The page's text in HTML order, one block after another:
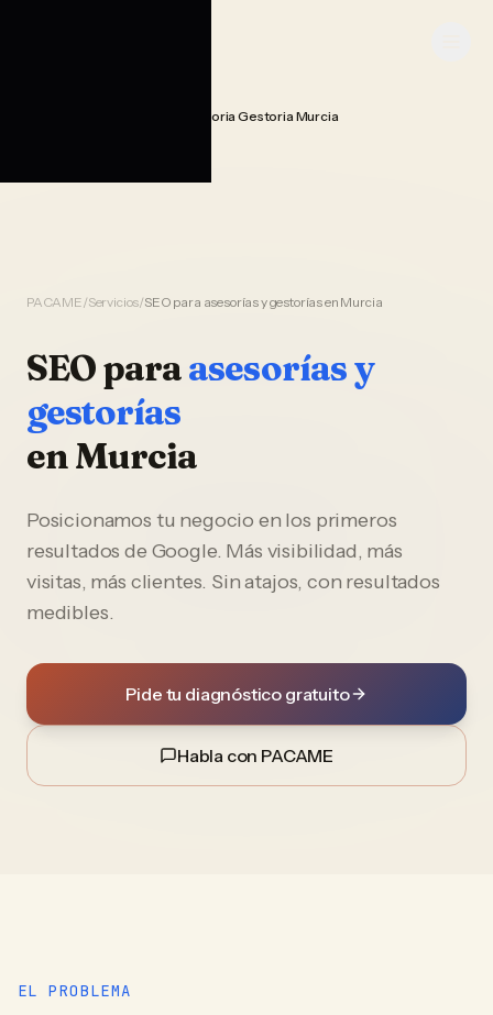
Seo Posicionamiento Asesoria Gestoria Murcia
PACAME/Servicios/SEO para asesorías y gestorías en Murcia
SEOparaasesorías y
gestorías
enMurcia
Posicionamos tu negocio en los primeros
resultados de Google. Más visibilidad, más
visitas, más clientes. Sin atajos, con resultados
medibles.
Pide tu diagnóstico gratuito
Habla con PACAME
EL PROBLEMA